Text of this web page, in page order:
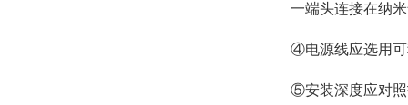
一端头连接在纳
④电源线应选用可
⑤安装深度应对照